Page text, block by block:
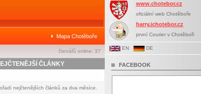
Mapa Chotěboře
čtenářů online: 37
ČLÁNKY
nejčtenějších článků za dva měsíce.
www.chotebor.cz
oficiální web Chotěboře
harry.ichotebor.cz
první Courier v Chotěboři
EN DE
FACEBOOK